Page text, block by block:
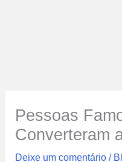
Pessoas
Converteram
Deixe um comentário /